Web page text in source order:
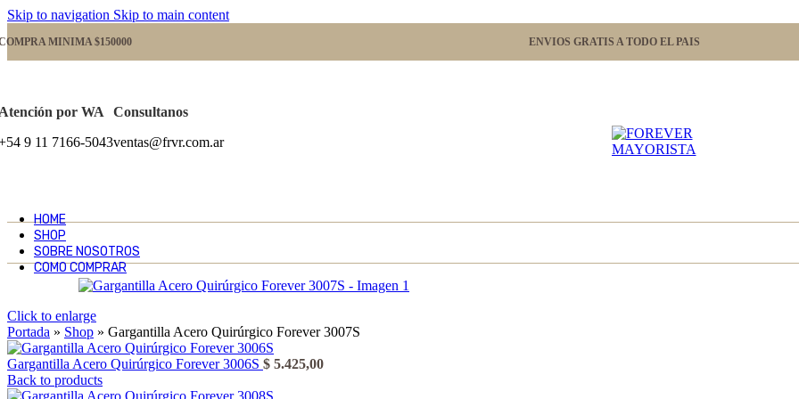
Skip to navigation Skip to main content
MINIMA $150000 ENVIOS GRATIS A TODO EL PAIS
por WA
9 11 7166-5043
Consultanos
ventas@frvr.com.ar
HOME
SHOP
SOBRE NOSOTROS
COMO COMPRAR
Click to enlarge
Portada » Shop » Gargantilla Acero Quirúrgico Forever 3007S
Gargantilla Acero Quirúrgico Forever 3006S $ 5.425,00
Back to products